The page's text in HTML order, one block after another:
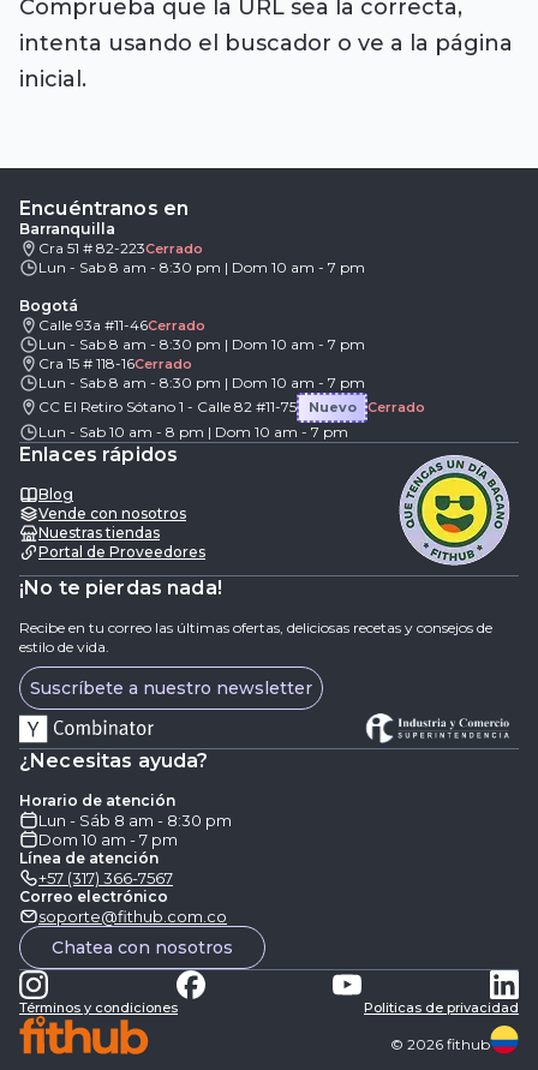
Comprueba que la URL sea la correcta,
intenta usando el buscador o ve a la página
inicial.
Encuéntranos en
Barranquilla
Cra 51 # 82-223Cerrado
Lun - Sab 8 am - 8:30 pm | Dom 10 am - 7 pm
Bogotá
Calle 93a #11-46Cerrado
Lun - Sab 8 am - 8:30 pm | Dom 10 am - 7 pm
Cra 15 # 118-16Cerrado
Lun - Sab 8 am - 8:30 pm | Dom 10 am - 7 pm
CC El Retiro Sótano 1 - Calle 82 #11-75
Nuevo Cerrado
Lun - Sab 10 am - 8 pm | Dom 10 am - 7 pm
Enlaces rápidos
Blog
Vende con nosotros
Nuestras tiendas
Portal de Proveedores
¡No te pierdas nada!
Recibe en tu correo las últimas ofertas, deliciosas recetas y consejos de
estilo de vida.
Suscríbete a nuestro newsletter
¿Necesitas ayuda?
Horario de atención
Lun - Sáb 8 am - 8:30 pm
Dom 10 am - 7 pm
Línea de atención
+57 (317) 366-7567
Correo electrónico
soporte@fithub.com.co
Chatea con nosotros
Términos y condiciones Politicas de privacidad
© 2026 fithub